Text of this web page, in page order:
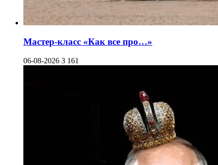
Мастер-класс «Как все про…»
06-08-2026 3 161